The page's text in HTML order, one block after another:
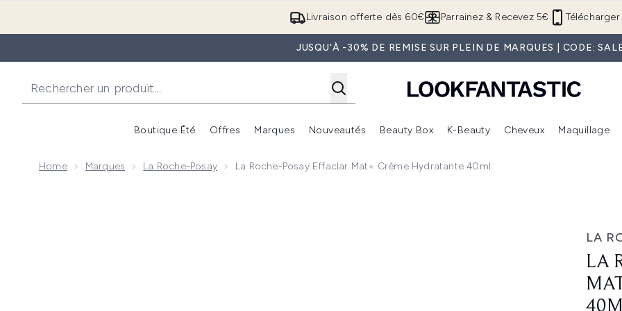
Passer au contenu principal
Livraison offerte dès 60€ Télécharger
Parrainez & Recevez 5€
JUSQU'À -30% DE REMISE SUR PLEIN DE MARQUES | CODE:
Boutique Été
Accédez au sous-menu (Boutique Été )
Offres
Accédez au sous-menu (Offres)
Marques
Accédez au sous-menu (Marques)
Nouveautés
Accédez au sous-menu (Nouveautés)
Beauty Box
Accédez au sous-menu (Beauty Box)
K-Beauty Cheveux Maquillage
Home Marques La Roche-Posay La Roche-Posay Effaclar Mat+ Crème Hydratante 40ml
LA
LA